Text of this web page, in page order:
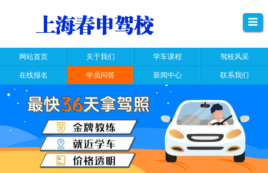
网站首页 关于我们 学车课程 驾校风采
在线报名 学员问答 新闻中心 联系我们